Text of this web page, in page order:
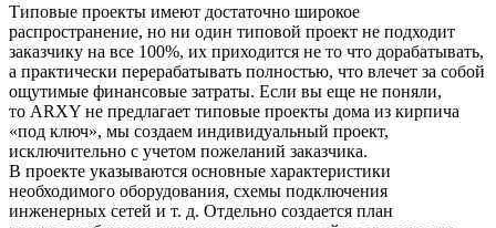
Типовые проекты имеют достаточно широкое
распространение, но ни один типовой проект не подходит
заказчику на все 100%, их приходится не то что дорабатывать,
а практически перерабатывать полностью, что влечет за собой
ощутимые финансовые затраты. Если вы еще не поняли,
то ARXY не предлагает типовые проекты дома из кирпича
«под ключ», мы создаем индивидуальный проект,
исключительно с учетом пожеланий заказчика.
В проекте указываются основные характеристики
необходимого оборудования, схемы подключения
инженерных сетей и т. д. Отдельно создается план